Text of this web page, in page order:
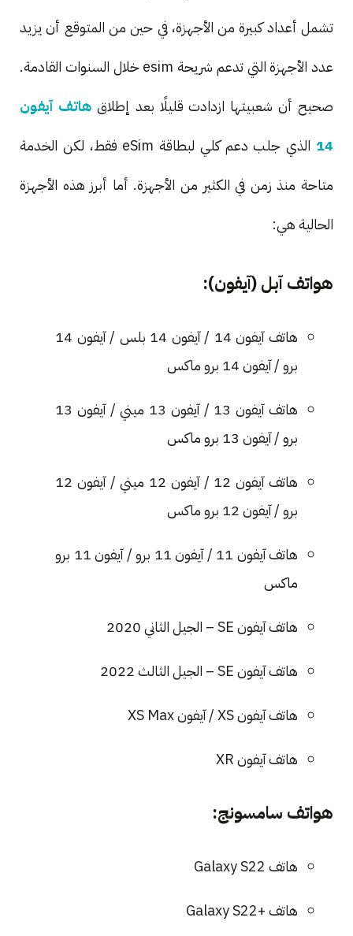
تشمل أعداد كبيرة من الأجهزة، في حين من المتوقع أن يزيد
عدد الأجهزة التي تدعم شريحة esim خلال السنوات القادمة.
صحيح أن شعبيتها ازدادت قليلًا بعد إطلاقهاتف آيفون
14
الذي جلب دعم كلي لبطاقة eSim فقط، لكن الخدمة
متاحة منذ زمن في الكثير من الأجهزة. أما أبرز هذه الأجهزة
الحالية هي:
هواتف آبل (آيفون):
هاتف آيفون 14 / آيفون 14 بلس / آيفون 14
برو / آيفون 14 برو ماكس
هاتف آيفون 13 / آيفون 13 ميني / آيفون 13
برو / آيفون 13 برو ماكس
هاتف آيفون 12 / آيفون 12 ميني / آيفون 12
برو / آيفون 12 برو ماكس
هاتف آيفون 11 / آيفون 11 برو / آيفون 11 برو
ماكس
هاتف آيفون SE – الجيل الثاني 2020
هاتف آيفون SE – الجيل الثالث 2022
هاتف آيفون XS / آيفون XS Max
هاتف آيفون XR
هواتف سامسونج:
هاتف Galaxy S22
هاتف +Galaxy S22